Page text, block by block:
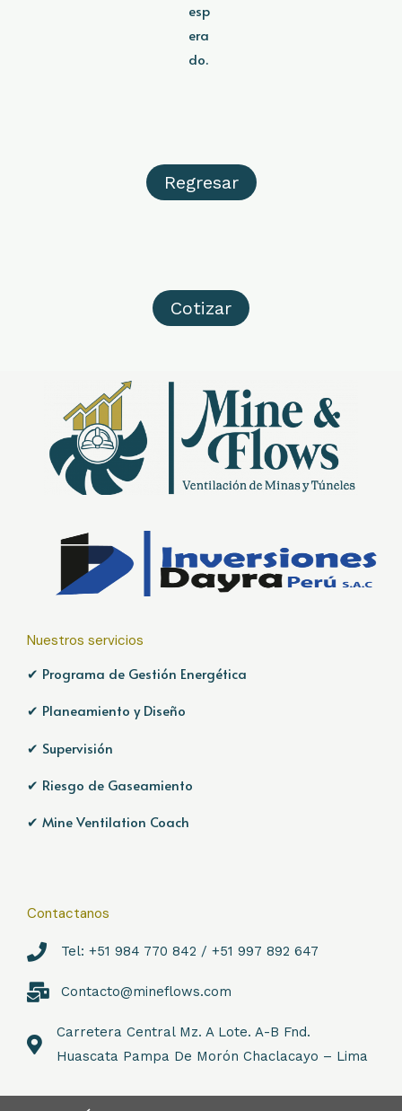
esp
era
do.
Regresar
Cotizar
Nuestros servicios
✔ Programa de Gestión Energética
✔ Planeamiento y Diseño
✔ Supervisión
✔ Riesgo de Gaseamiento
✔ Mine Ventilation Coach
Contactanos
Tel: +51 984 770 842 / +51 997 892 647
Contacto@mineflows.com
Carretera Central Mz. A Lote. A-B Fnd.
Huascata Pampa De Morón Chaclacayo – Lima